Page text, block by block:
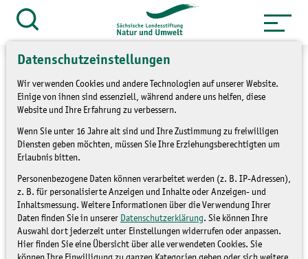
Datenschutzeinstellungen
Wir verwenden Cookies und andere Technologien auf unserer Website.
Einige von ihnen sind essenziell, während andere uns helfen, diese
Website und Ihre Erfahrung zu verbessern.
Wenn Sie unter 16 Jahre alt sind und Ihre Zustimmung zu freiwilligen
Diensten geben möchten, müssen Sie Ihre Erziehungsberechtigten um
Erlaubnis bitten.
Personenbezogene Daten können verarbeitet werden (z. B. IP-Adressen),
z. B. für personalisierte Anzeigen und Inhalte oder Anzeigen- und
Inhaltsmessung. Weitere Informationen über die Verwendung Ihrer
Daten finden Sie in unserer Datenschutzerklärung. Sie können Ihre
Auswahl dort jederzeit unter Einstellungen widerrufen oder anpassen.
Hier finden Sie eine Übersicht über alle verwendeten Cookies. Sie
Zum
Inhalt
springen
Themen
Freiwilligendienst &
Engagement » BFD » Seminarprogramm
BFD: Seminarprogramm
SEMINARPROGRAMM